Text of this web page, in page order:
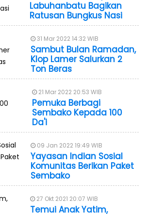
Labuhanbatu Bagikan
Ratusan Bungkus Nasi
31 Mar 2022 14:32 WIB
Sambut Bulan Ramadan,
Klop Lamer Salurkan 2
Ton Beras
21 Mar 2022 20:53 WIB
Pemuka Berbagi
Sembako Kepada 100
Da'i
09 Jan 2022 19:49 WIB
Yayasan Indian Sosial
Komunitas Berikan Paket
Sembako
27 Okt 2021 20:07 WIB
Temui Anak Yatim,